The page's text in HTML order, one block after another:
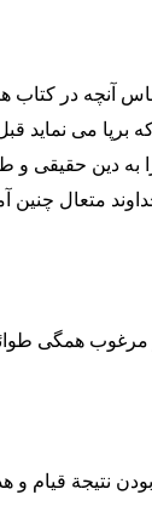
آنچه در کتاب
برپا می نماید
را به دین حقیقی
متعال چنین
مرغوب همگی
نتیجة قیام